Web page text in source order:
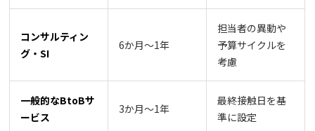
コンサルティン
グ・SI
6か月〜1年
担当者の異動や
予算サイクルを
考慮
一般的なBtoBサ
ービス
3か月〜1年
最終接触日を基
準に設定